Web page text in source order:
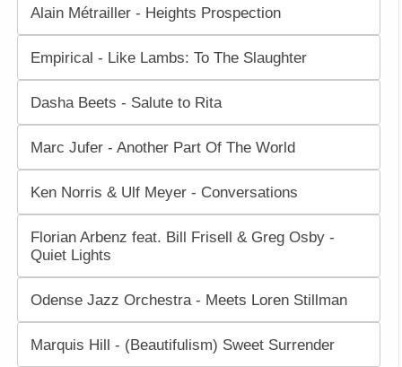
Alain Métrailler - Heights Prospection
Empirical - Like Lambs: To The Slaughter
Dasha Beets - Salute to Rita
Marc Jufer - Another Part Of The World
Ken Norris & Ulf Meyer - Conversations
Florian Arbenz feat. Bill Frisell & Greg Osby -
Quiet Lights
Odense Jazz Orchestra - Meets Loren Stillman
Marquis Hill - (Beautifulism) Sweet Surrender